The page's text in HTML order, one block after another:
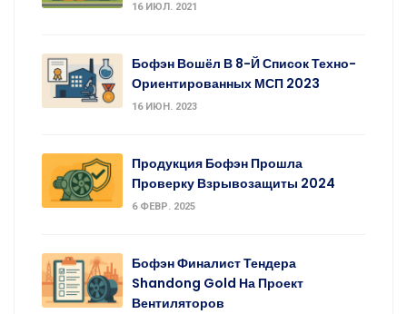
16 ИЮЛ. 2021
Бофэн Вошёл В 8-Й Список Техно-
Ориентированных МСП 2023
16 ИЮН. 2023
Продукция Бофэн Прошла
Проверку Взрывозащиты 2024
6 ФЕВР. 2025
Бофэн Финалист Тендера
Shandong Gold На Проект
Вентиляторов